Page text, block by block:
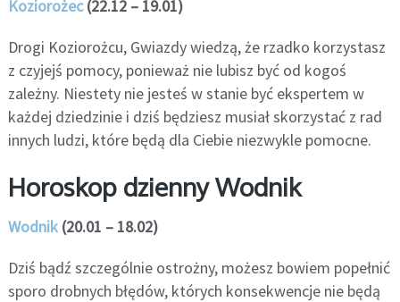
Koziorożec(22.12 – 19.01)
Drogi Koziorożcu, Gwiazdy wiedzą, że rzadko korzystasz
z czyjejś pomocy, ponieważ nie lubisz być od kogoś
zależny. Niestety nie jesteś w stanie być ekspertem w
każdej dziedzinie i dziś będziesz musiał skorzystać z rad
innych ludzi, które będą dla Ciebie niezwykle pomocne.
Horoskop dzienny Wodnik
Wodnik(20.01 – 18.02)
Dziś bądź szczególnie ostrożny, możesz bowiem popełnić
sporo drobnych błędów, których konsekwencje nie będą